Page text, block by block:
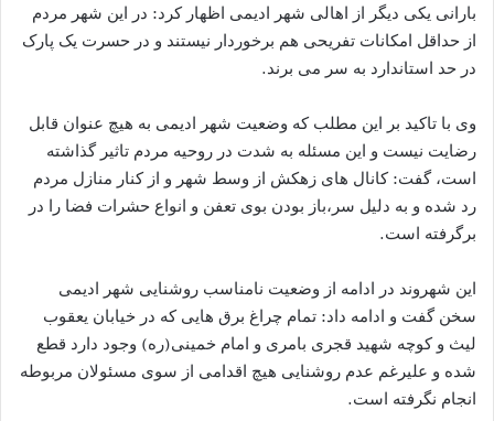
بارانی یکی دیگر از اهالی شهر ادیمی اظهار کرد: در این شهر مردم
از حداقل امکانات تفریحی هم برخوردار نیستند و در حسرت یک پارک
در حد استاندارد به سر می برند.
وی با تاکید بر این مطلب که وضعیت شهر ادیمی به هیچ عنوان قابل
رضایت نیست و این مسئله به شدت در روحیه مردم تاثیر گذاشته
است، گفت: کانال های زهکش از وسط شهر و از کنار منازل مردم
رد شده و به دلیل سر،باز بودن بوی تعفن و انواع حشرات فضا را در
برگرفته است.
این شهروند در ادامه از وضعیت نامناسب روشنایی شهر ادیمی
سخن گفت و ادامه داد: تمام چراغ برق هایی که در خیابان یعقوب
لیث و کوچه شهید قجری بامری و امام خمینی(ره) وجود دارد قطع
شده و علیرغم عدم روشنایی هیچ اقدامی از سوی مسئولان مربوطه
انجام نگرفته است.